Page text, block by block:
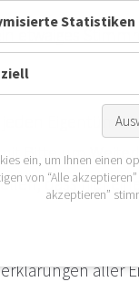
etwaiges
Bitte um
dass hier
aller
Statistiken
ein, um Ihnen einen
von “Alle
akzeptieren”